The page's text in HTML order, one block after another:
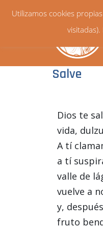
Salve
Dios te
vida,
A tí
a tí
valle de
vuelve a
y,
fruto
Utilizamos cookies